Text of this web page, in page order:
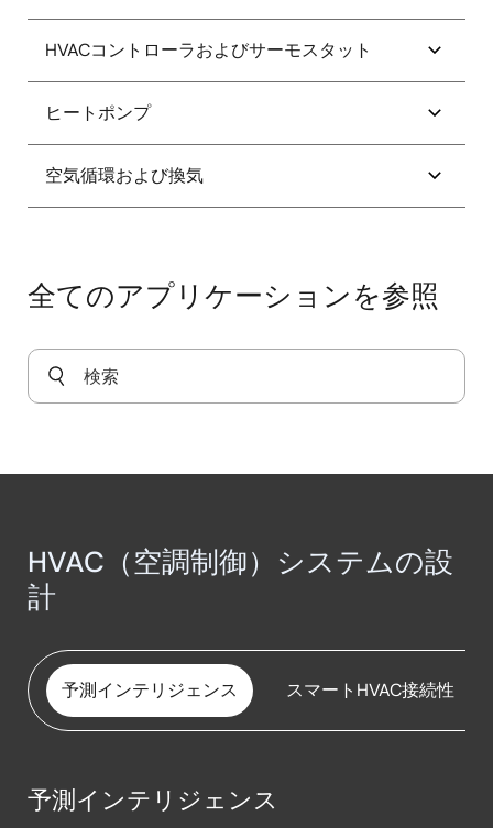
スマートHVACマスタアクチュエータ
スレーブアクチュエータを内蔵したスマートHVAC
制御
HVACコントローラおよびサーモスタット
Wi-Fi接続暖房機器コントローラ
スマートサーモスタット
低コストサーモスタット
ローラ
高性能な集中制御式サーモスタットシステム
ヒートポンプ
スマートヒートポンプ
スマートヒートポンプコントローラ
空気循環および換気
スマートBLDCモータファン
全てのアプリケーションを参照
HVAC（空調制御）システムの設
計
予測インテリジェンス スマートHVAC接続性
予測インテリジェンス